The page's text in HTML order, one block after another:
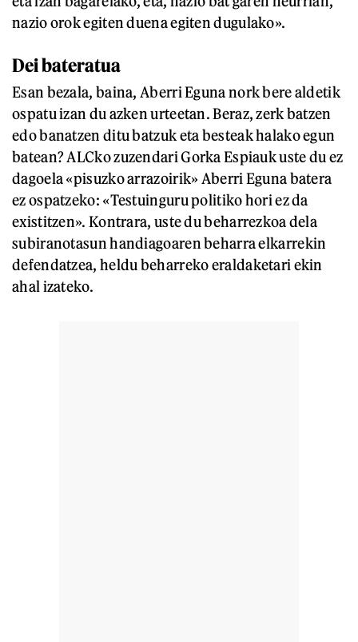
nazio orok egiten duena egiten dugulako».
Dei bateratua
Esan bezala, baina, Aberri Eguna nork bere aldetik
ospatu izan du azken urteetan. Beraz, zerk batzen
edo banatzen ditu batzuk eta besteak halako egun
batean? ALCko zuzendari Gorka Espiauk uste du ez
dagoela «pisuzko arrazoirik» Aberri Eguna batera
ez ospatzeko: «Testuinguru politiko hori ez da
existitzen». Kontrara, uste du beharrezkoa dela
subiranotasun handiagoaren beharra elkarrekin
defendatzea, heldu beharreko eraldaketari ekin
ahal izateko.